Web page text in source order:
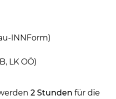
content
INNForm)
LK OÖ)
2 Stunden für die